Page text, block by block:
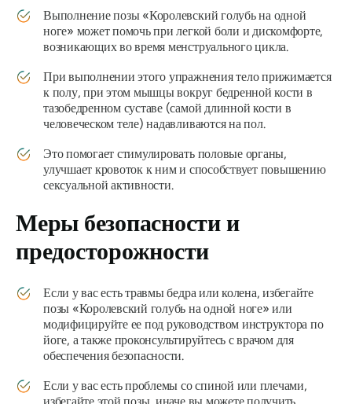
Выполнение позы «Королевский голубь на одной
ноге» может помочь при легкой боли и дискомфорте,
возникающих во время менструального цикла.
При выполнении этого упражнения тело прижимается
к полу, при этом мышцы вокруг бедренной кости в
тазобедренном суставе (самой длинной кости в
человеческом теле) надавливаются на пол.
Это помогает стимулировать половые органы,
улучшает кровоток к ним и способствует повышению
сексуальной активности.
Меры безопасности и
предосторожности
Если у вас есть травмы бедра или колена, избегайте
позы «Королевский голубь на одной ноге» или
модифицируйте ее под руководством инструктора по
йоге, а также проконсультируйтесь с врачом для
обеспечения безопасности.
Если у вас есть проблемы со спиной или плечами,